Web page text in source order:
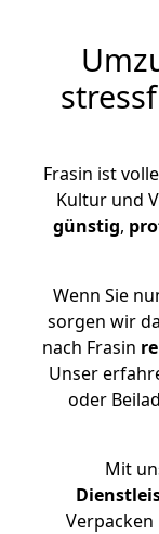
Frasin ist
Kultur und
günstig,
Wenn Sie
sorgen wir
nach Frasin
Unser
oder
Mit